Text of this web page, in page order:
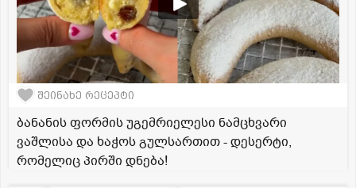
შეინახე რეცეპტი
ბანანის ფორმის უგემრიელესი ნამცხვარი
ვაშლისა და ხაჭოს გულსართით - დესერტი,
რომელიც პირში დნება!